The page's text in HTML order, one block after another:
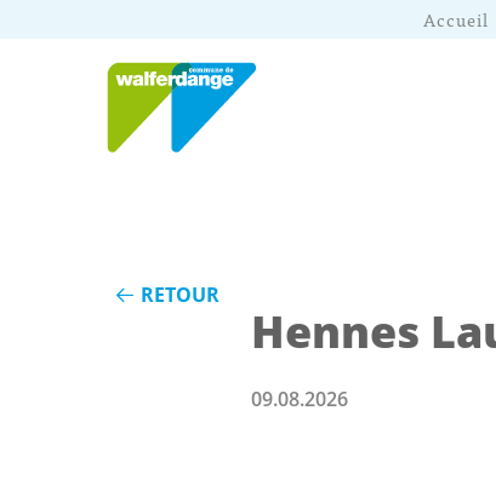
Accueil
RETOUR
Hennes
09.08.2026